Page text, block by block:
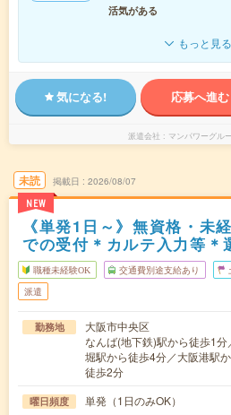
活気がある
もっと見る
気になる! 応募へ進む
派遣会社 マンパワーグル
未読
NEW
掲載日 2026/08/07
《単発1日～》無資格・未
での受付＊カルテ入力等＊
職種未経験OK 交通費別途支給あり
派遣
勤務地
大阪市中央区
なんば(地下鉄)駅から徒歩1
堀駅から徒歩4分／大阪港駅
徒歩2分
曜日頻度 単発（1日のみOK）